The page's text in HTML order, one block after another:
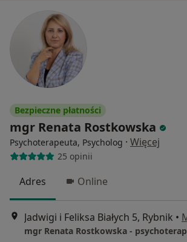
Bezpieczne płatności
mgr Renata Rostkowska
Psychoterapeuta, Psycholog · Więcej
25 opinii
Adres Online
Jadwigi i Feliksa Białych 5, Rybnik •
mgr Renata Rostkowska -